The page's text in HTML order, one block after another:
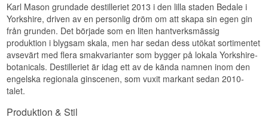
Karl Mason grundade destilleriet 2013 i den lilla staden Bedale i
Yorkshire, driven av en personlig dröm om att skapa sin egen gin
från grunden. Det började som en liten hantverksmässig
produktion i blygsam skala, men har sedan dess utökat sortimentet
avsevärt med flera smakvarianter som bygger på lokala Yorkshire-
botanicals. Destilleriet är idag ett av de kända namnen inom den
engelska regionala ginscenen, som vuxit markant sedan 2010-
talet.
Produktion & Stil